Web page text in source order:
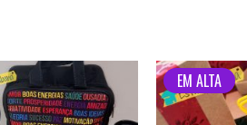
EM ALTA